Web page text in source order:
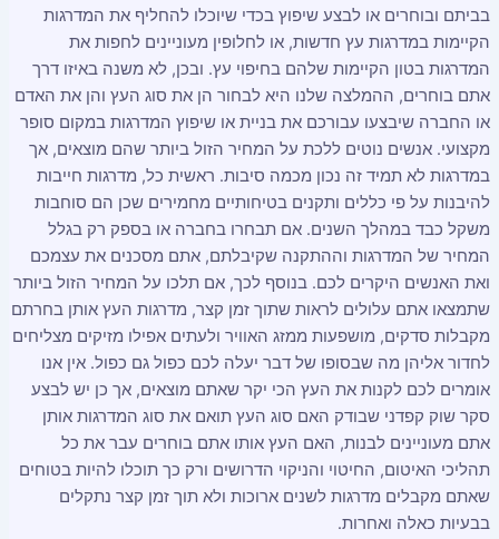
בביתם ובוחרים או לבצע שיפוץ בכדי שיוכלו להחליף את המדרגות
הקיימות במדרגות עץ חדשות, או לחלופין מעוניינים לחפות את
המדרגות בטון הקיימות שלהם בחיפוי עץ. ובכן, לא משנה באיזו דרך
אתם בוחרים, ההמלצה שלנו היא לבחור הן את סוג העץ והן את האדם
או החברה שיבצעו עבורכם את בניית או שיפוץ המדרגות במקום סופר
מקצועי. אנשים נוטים ללכת על המחיר הזול ביותר שהם מוצאים, אך
במדרגות לא תמיד זה נכון מכמה סיבות. ראשית כל, מדרגות חייבות
להיבנות על פי כללים ותקנים בטיחותיים מחמירים שכן הם סוחבות
משקל כבד במהלך השנים. אם תבחרו בחברה או בספק רק בגלל
המחיר של המדרגות וההתקנה שקיבלתם, אתם מסכנים את עצמכם
ואת האנשים היקרים לכם. בנוסף לכך, אם תלכו על המחיר הזול ביותר
שתמצאו אתם עלולים לראות שתוך זמן קצר, מדרגות העץ אותן בחרתם
מקבלות סדקים, מושפעות ממזג האוויר ולעתים אפילו מזיקים מצליחים
לחדור אליהן מה שבסופו של דבר יעלה לכם כפול גם כפול. אין אנו
אומרים לכם לקנות את העץ הכי יקר שאתם מוצאים, אך כן יש לבצע
סקר שוק קפדני שבודק האם סוג העץ תואם את סוג המדרגות אותן
אתם מעוניינים לבנות, האם העץ אותו אתם בוחרים עבר את כל
תהליכי האיטום, החיטוי והניקוי הדרושים ורק כך תוכלו להיות בטוחים
שאתם מקבלים מדרגות לשנים ארוכות ולא תוך זמן קצר נתקלים
בבעיות כאלה ואחרות.